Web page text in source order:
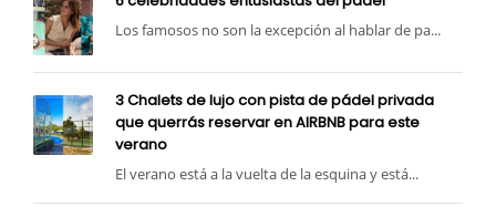
Los famosos no son la excepción al hablar de pa...
3 Chalets de lujo con pista de pádel privada
que querrás reservar en AIRBNB para este
verano
El verano está a la vuelta de la esquina y está...